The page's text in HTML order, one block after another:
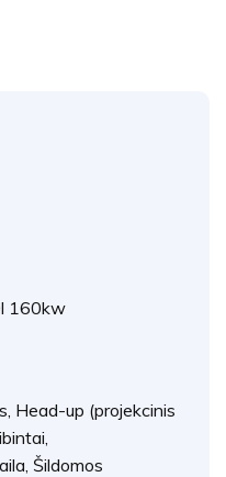
160kw
Head-up (projekcinis
Šildomos